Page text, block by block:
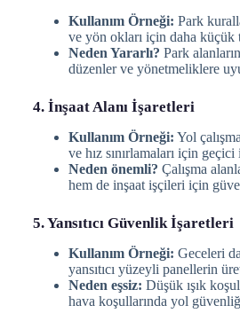
Kullanım Örneği: Park
ve yön okları için daha küçük
Neden Yararlı? Park
düzenler ve yönetmeliklere
4. İnşaat Alanı İşaretleri
Kullanım Örneği: Yol
ve hız sınırlamaları için
Neden önemli? Çalışma
hem de inşaat işçileri için
5. Yansıtıcı Güvenlik İşaretleri
Kullanım Örneği: Geceleri
yansıtıcı yüzeyli panellerin
Neden eşsiz: Düşük ışık
hava koşullarında yol